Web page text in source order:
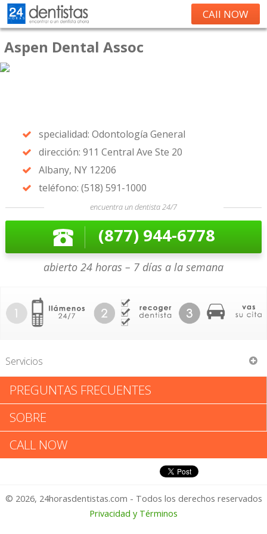
CAll NOW
Aspen Dental Assoc
specialidad: Odontología General
dirección: 911 Central Ave Ste 20
Albany, NY 12206
teléfono: (518) 591-1000
encuentra un dentista 24/7
(877) 944-6778
abierto 24 horas – 7 días a la semana
Servicios
Aspen Dental Assoc
Aspen Dental Assoc: Califica tu
Experiencia
1 – No Feliz
PREGUNTAS FRECUENTES
SOBRE
CALL NOW
© 2026, 24horasdentistas.com - Todos los derechos reservados
Privacidad y Términos